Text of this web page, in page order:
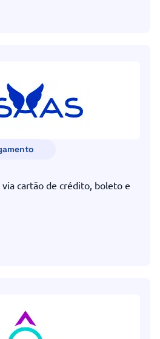
via cartão de crédito, boleto e